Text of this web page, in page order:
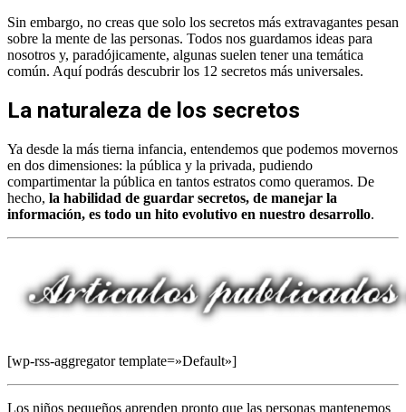
Sin embargo, no creas que solo los secretos más extravagantes pesan
sobre la mente de las personas. Todos nos guardamos ideas para
nosotros y, paradójicamente, algunas suelen tener una temática
común. Aquí podrás descubrir los 12 secretos más universales.
La naturaleza de los secretos
Ya desde la más tierna infancia, entendemos que podemos movernos
en dos dimensiones: la pública y la privada, pudiendo
compartimentar la pública en tantos estratos como queramos. De
hecho, la habilidad de guardar secretos, de manejar la
información, es todo un hito evolutivo en nuestro desarrollo.
[wp-rss-aggregator template=»Default»]
Los niños pequeños aprenden pronto que las personas mantenemos